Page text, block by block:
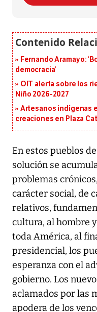
Fernando Aramayo:
democracia’
OIT alerta sobre los
Niño 2026-2027
Artesanos indígenas
creaciones en Plaza
En estos pueblos
solución se
problemas
carácter social, de
relativos,
cultura, al hombre
toda América, al
presidencial, los
esperanza con el
gobierno. Los
aclamados por las
apodera de los